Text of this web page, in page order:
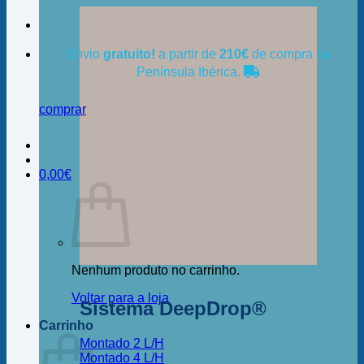
Envio gratuito! a partir de 210€de compra na
Península Ibérica.
comprar
0,00€
Nenhum produto no carrinho.
Voltar para a loja
Carrinho
Sistema DeepDrop®
Montado 2 L/H
Montado 4 L/H